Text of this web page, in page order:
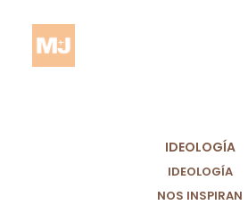
IDEOLOGÍA
IDEOLOGÍA
NOS INSPIRAN